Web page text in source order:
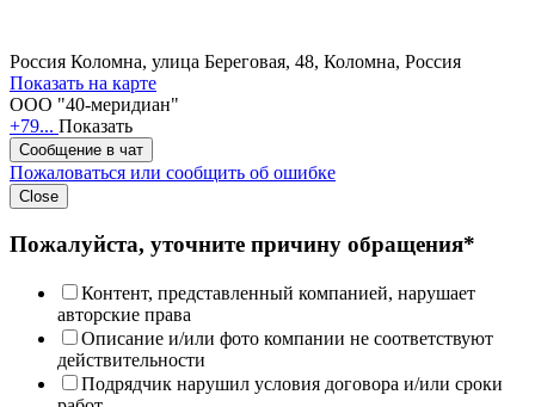
Россия Коломна, улица Береговая, 48, Коломна, Россия
Показать на карте
ООО "40-меридиан"
+79... Показать
Сообщение в чат
Пожаловаться или сообщить об ошибке
Close
Пожалуйста, уточните причину обращения*
Контент, представленный компанией, нарушает
авторские права
Описание и/или фото компании не соответствуют
действительности
Подрядчик нарушил условия договора и/или сроки